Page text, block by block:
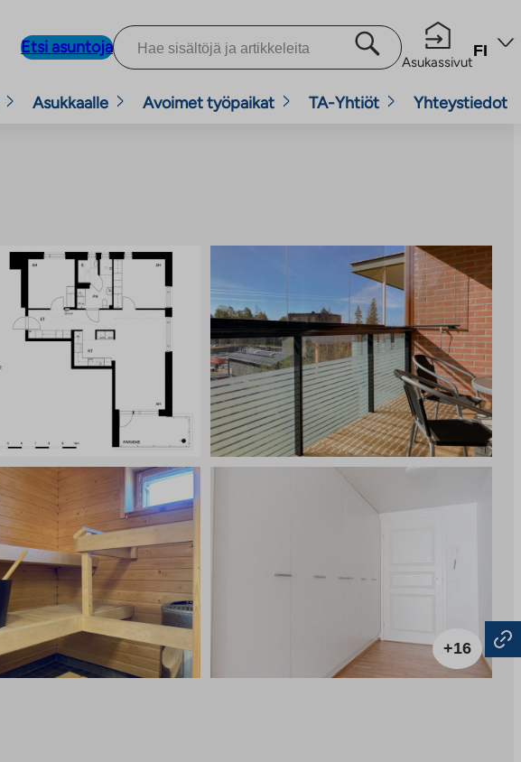
Etsi asuntoja
Asukassivut
FI
Asukkaalle Avoimet työpaikat TA-Yhtiöt Yhteystiedot
+16